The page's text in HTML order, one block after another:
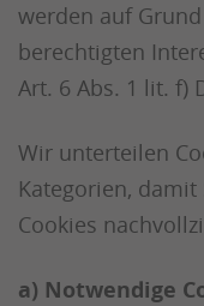
werden auf
berechtigten
Art. 6 Abs. 1 lit. f)
Wir unterteilen
Kategorien,
Cookies
a) Notwendige